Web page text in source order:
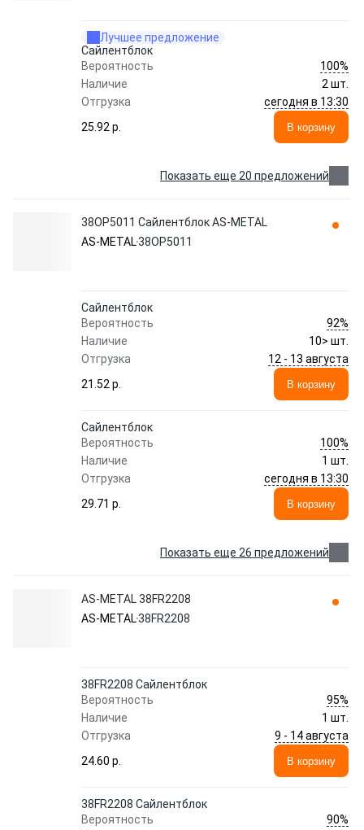
Лучшее предложение
Сайлентблок
Вероятность
100%
Наличие
2 шт.
Отгрузка
сегодня в 13:30
25.92 p.
В корзину
Показать еще 20 предложений
38OP5011 Сайлентблок AS-METAL
AS-METAL38OP5011
Сайлентблок
Вероятность
92%
Наличие
10> шт.
Отгрузка
12 - 13 августа
21.52 p.
В корзину
Сайлентблок
Вероятность
100%
Наличие
1 шт.
Отгрузка
сегодня в 13:30
29.71 p.
В корзину
Показать еще 26 предложений
AS-METAL 38FR2208
AS-METAL38FR2208
38FR2208 Сайлентблок
Вероятность
95%
Наличие
1 шт.
Отгрузка
9 - 14 августа
24.60 p.
В корзину
38FR2208 Сайлентблок
Вероятность
90%